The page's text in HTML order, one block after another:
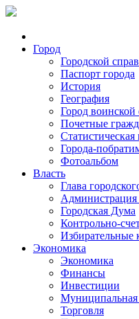
Город
Городской
Паспорт города
История
География
Город воинской
Почетные
Города-
Фотоальбом
Власть
Глава
Администрация
Городская Дума
Контрольно-
Избирательные
Экономика
Экономика
Финансы
Инвестиции
Муниципальная
Торговля